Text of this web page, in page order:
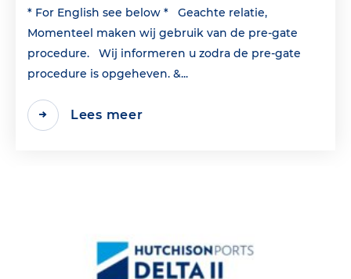
* For English see below * Geachte relatie,
Momenteel maken wij gebruik van de pre-gate
procedure. Wij informeren u zodra de pre-gate
procedure is opgeheven. &...
Lees meer